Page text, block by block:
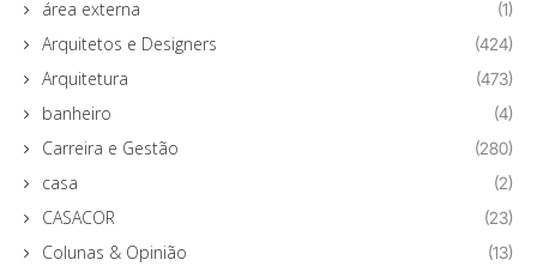
área externa (1)
Arquitetos e Designers (424)
Arquitetura (473)
banheiro (4)
Carreira e Gestão (280)
casa (2)
CASACOR (23)
Colunas & Opinião (13)